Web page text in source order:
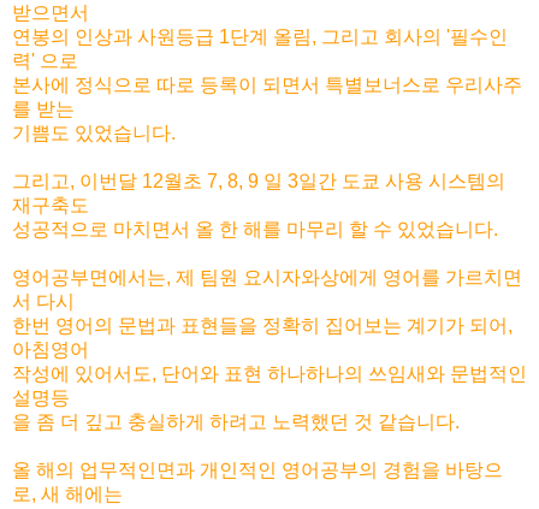
받으면서
연봉의 인상과 사원등급 1단계 올림, 그리고 회사의 '필수인
력' 으로
본사에 정식으로 따로 등록이 되면서 특별보너스로 우리사주
를 받는
기쁨도 있었습니다.
그리고, 이번달 12월초 7, 8, 9 일 3일간 도쿄 사용 시스템의
재구축도
성공적으로 마치면서 올 한 해를 마무리 할 수 있었습니다.
영어공부면에서는, 제 팀원 요시자와상에게 영어를 가르치면
서 다시
한번 영어의 문법과 표현들을 정확히 집어보는 계기가 되어,
아침영어
작성에 있어서도, 단어와 표현 하나하나의 쓰임새와 문법적인
설명등
을 좀 더 깊고 충실하게 하려고 노력했던 것 같습니다.
올 해의 업무적인면과 개인적인 영어공부의 경험을 바탕으
로, 새 해에는